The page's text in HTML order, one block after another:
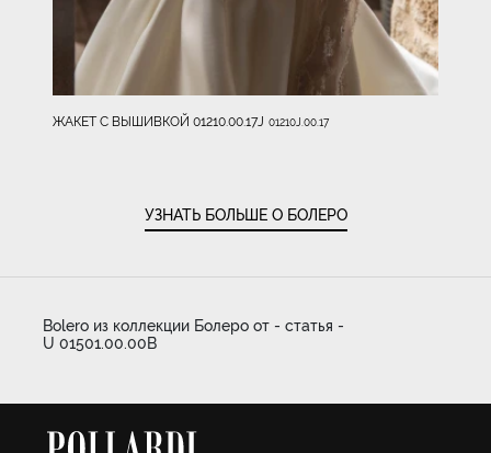
ЖАКЕТ С ВЫШИВКОЙ 01210.00.17J 01210J.00.17
УЗНАТЬ БОЛЬШЕ О БОЛЕРО
Bolero из коллекции Болеро от - статья -
U 01501.00.00B